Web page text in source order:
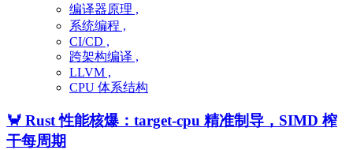
编译器原理 ,
系统编程 ,
CI/CD ,
跨架构编译 ,
LLVM ,
CPU 体系结构
🦀 Rust 性能核爆：target-cpu 精准制导，SIMD 榨
干每周期